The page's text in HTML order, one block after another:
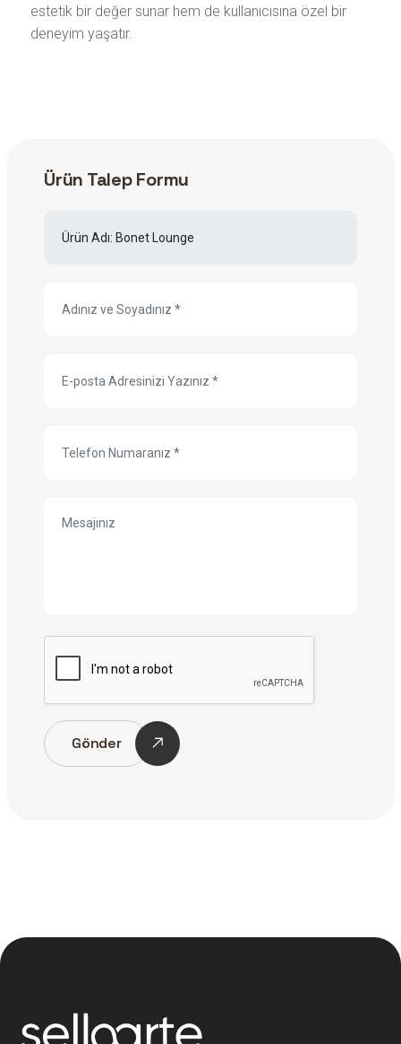
estetik bir değer sunar hem de kullanıcısına özel bir
deneyim yaşatır.
Ürün Talep Formu
Gönder